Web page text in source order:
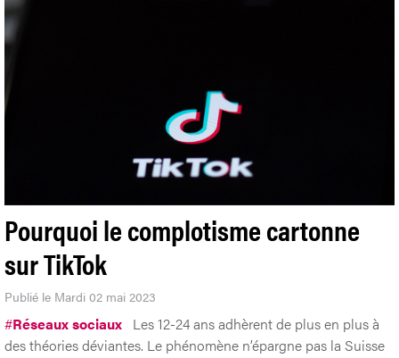
Pourquoi le complotisme cartonne
sur TikTok
Publié le Mardi 02 mai 2023
#Réseaux sociaux Les 12-24 ans adhèrent de plus en plus à
des théories déviantes. Le phénomène n’épargne pas la Suisse